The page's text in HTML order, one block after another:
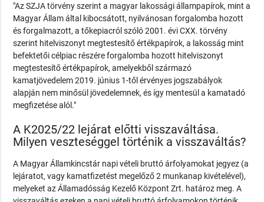
"Az SZJA törvény szerint a magyar lakossági állampapírok, mint a
Magyar Állam által kibocsátott, nyilvánosan forgalomba hozott
és forgalmazott, a tőkepiacról szóló 2001. évi CXX. törvény
szerint hitelviszonyt megtestesítő értékpapírok, a lakosság mint
befektetői célpiac részére forgalomba hozott hitelviszonyt
megtestesítő értékpapírok, amelyekből származó
kamatjövedelem 2019. június 1-től érvényes jogszabályok
alapján nem minősül jövedelemnek, és így mentesül a kamatadó
megfizetése alól."
A K2025/22 lejárat előtti visszaváltása.
Milyen veszteséggel történik a visszaváltás?
A Magyar Államkincstár napi vételi bruttó árfolyamokat jegyez (a
lejáratot, vagy kamatfizetést megelőző 2 munkanap kivételével),
melyeket az Államadósság Kezelő Központ Zrt. határoz meg. A